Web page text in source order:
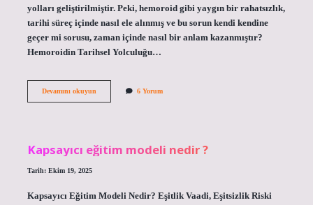
yolları geliştirilmiştir. Peki, hemoroid gibi yaygın bir rahatsızlık,
tarihi süreç içinde nasıl ele alınmış ve bu sorun kendi kendine
geçer mi sorusu, zaman içinde nasıl bir anlam kazanmıştır?
Hemoroidin Tarihsel Yolculuğu…
Devamını okuyunHemoroid
kendi
6 Yorum
Kapsayıcı eğitim modeli nedir ?
Tarih: Ekim 19, 2025
Kapsayıcı Eğitim Modeli Nedir? Eşitlik Vaadi, Eşitsizlik Riski